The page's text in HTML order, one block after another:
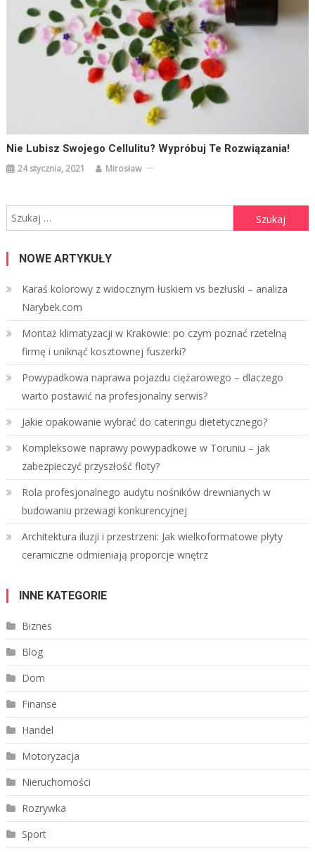
Nie Lubisz Swojego Cellulitu? Wypróbuj Te Rozwiązania!
24 stycznia, 2021 Mirosław
Szukaj:
NOWE ARTYKUŁY
Karaś kolorowy z widocznym łuskiem vs bezłuski – analiza
Narybek.com
Montaż klimatyzacji w Krakowie: po czym poznać rzetelną
firmę i uniknąć kosztownej fuszerki?
Powypadkowa naprawa pojazdu ciężarowego – dlaczego
warto postawić na profesjonalny serwis?
Jakie opakowanie wybrać do cateringu dietetycznego?
Kompleksowe naprawy powypadkowe w Toruniu – jak
zabezpieczyć przyszłość floty?
Rola profesjonalnego audytu nośników drewnianych w
budowaniu przewagi konkurencyjnej
Architektura iluzji i przestrzeni: Jak wielkoformatowe płyty
ceramiczne odmieniają proporcje wnętrz
INNE KATEGORIE
Biznes
Blog
Dom
Finanse
Handel
Motoryzacja
Nieruchomości
Rozrywka
Sport